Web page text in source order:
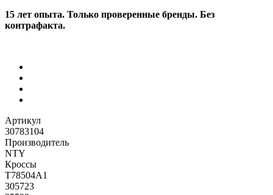
15 лет опыта. Только проверенные бренды. Без
контрафакта.
Артикул
30783104
Производитель
NTY
Кроссы
T78504A1
305723